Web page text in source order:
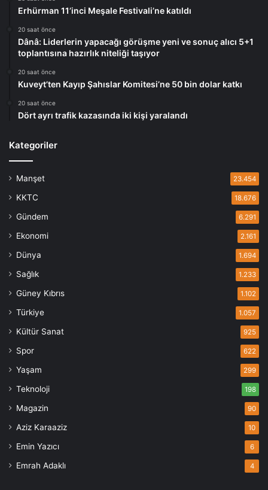
Erhürman 11’inci Meşale Festivali’ne katıldı
20 saat önce
Dânâ: Liderlerin yapacağı görüşme yeni ve sonuç alıcı 5+1
toplantısına hazırlık niteliği taşıyor
20 saat önce
Kuveyt’ten Kayıp Şahıslar Komitesi’ne 50 bin dolar katkı
20 saat önce
Dört ayrı trafik kazasında iki kişi yaralandı
Kategoriler
Manşet 23.454
KKTC 18.676
Gündem 6.291
Ekonomi 2.161
Dünya 1.694
Sağlık 1.233
Güney Kıbrıs 1.102
Türkiye 1.057
Kültür Sanat 925
Spor 622
Yaşam 299
Teknoloji 198
Magazin 90
Aziz Karaaziz 10
Emin Yazıcı 6
Emrah Adaklı 4